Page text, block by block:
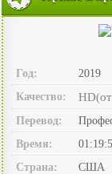
Год:
2019
Качество:
Перевод:
Время:
Страна:
США